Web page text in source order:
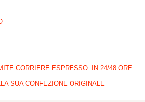
CORRIERE ESPRESSO IN 24/48 ORE
SUA CONFEZIONE ORIGINALE